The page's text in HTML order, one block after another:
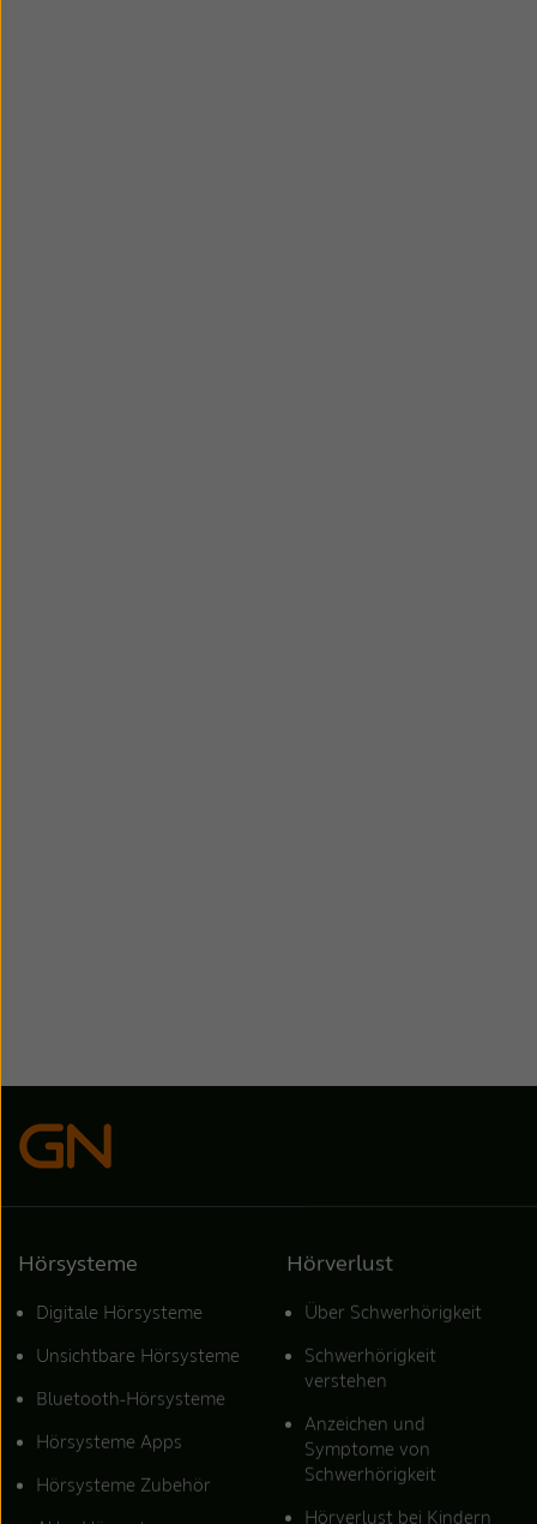
Hörsysteme
Digitale Hörsysteme
Unsichtbare Hörsysteme
Bluetooth-Hörsysteme
Hörsysteme Apps
Hörsysteme Zubehör
Hörverlust
Über Schwerhörigkeit
Schwerhörigkeit
verstehen
Anzeichen und
Symptome von
Schwerhörigkeit
Hörverlust bei Kindern